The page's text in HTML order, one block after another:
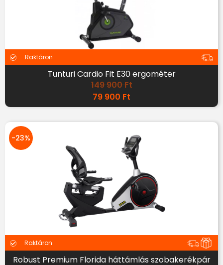
Raktáron
Tunturi Cardio Fit E30 ergométer
149 900Ft
79 900 Ft
-23%
Raktáron
Robust Premium Florida háttámlás szobakerékpár